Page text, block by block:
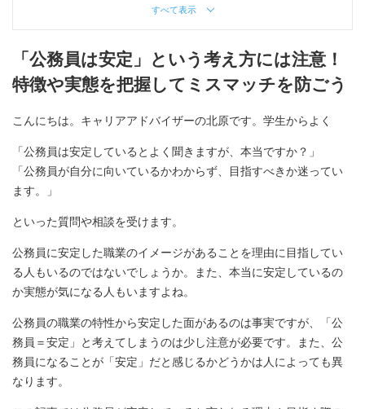
すべて表示
「公務員は安定」という考え方には注意！
特徴や実態を把握してミスマッチを防ごう
こんにちは。キャリアアドバイザーの北原です。学生からよく
「公務員は安定しているとよく聞きますが、本当ですか？」
「公務員が自分に向いているかわからず、目指すべきか迷ってい
ます。」
といった質問や相談を受けます。
公務員に安定した職業のイメージがあることを理由に目指してい
る人もいるのではないでしょうか。また、本当に安定しているの
か実態が気になる人もいますよね。
公務員の職業の特性から安定した面があるのは事実ですが、「公
務員＝安定」と考えてしまうのは少し注意が必要です。また、公
務員になることが「安定」だと感じるかどうかは人によっても異
なります。